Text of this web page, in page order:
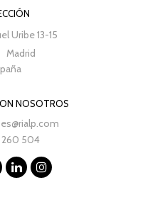
Uribe 13-15
Madrid
NOSOTROS
260 504